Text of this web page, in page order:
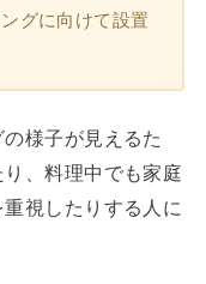
グに向けて設置
様子が見えるた
、料理中でも家庭
視したりする人に